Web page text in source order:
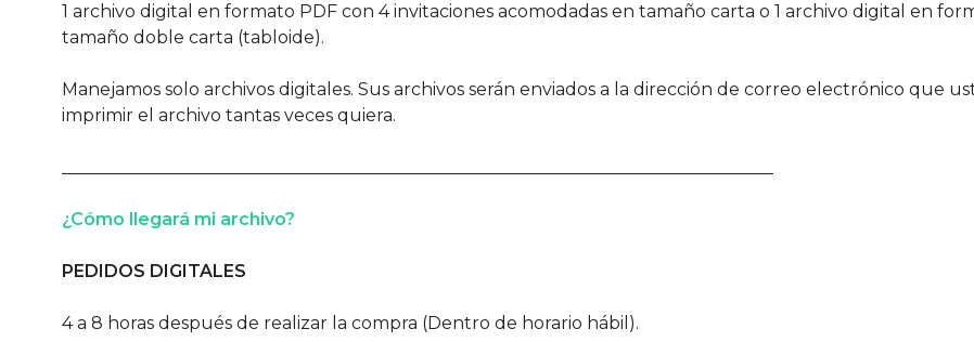
1 archivo digital en formato PDF con 4 invitaciones acomodadas en tamaño carta o 1 archivo digital en
tamaño doble carta (tabloide).
Manejamos solo archivos digitales. Sus archivos serán enviados a la dirección de correo electrónico que
imprimir el archivo tantas veces quiera.
¿Cómo llegará mi archivo?
PEDIDOS DIGITALES
4 a 8 horas después de realizar la compra (Dentro de horario hábil).